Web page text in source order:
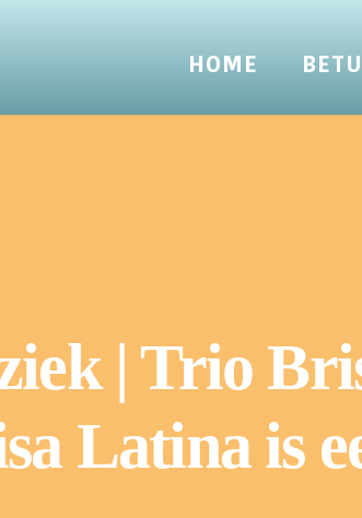
HOME
| Trio
Latina is